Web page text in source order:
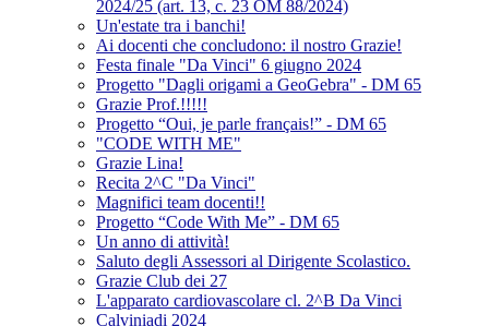
2024/25 (art. 13, c. 23 OM 88/2024)
Un'estate tra i banchi!
Ai docenti che concludono: il nostro Grazie!
Festa finale "Da Vinci" 6 giugno 2024
Progetto "Dagli origami a GeoGebra" - DM 65
Grazie Prof.!!!!!
Progetto “Oui, je parle français!” - DM 65
"CODE WITH ME"
Grazie Lina!
Recita 2^C "Da Vinci"
Magnifici team docenti!!
Progetto “Code With Me” - DM 65
Un anno di attività!
Saluto degli Assessori al Dirigente Scolastico.
Grazie Club dei 27
L'apparato cardiovascolare cl. 2^B Da Vinci
Calviniadi 2024